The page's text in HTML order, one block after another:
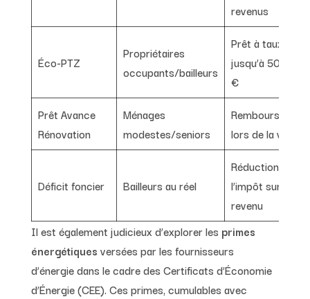
revenus
Éco-PTZ
Propriétaires
occupants/bailleurs
Prêt à taux zéro
jusqu’à 50 000
€
Prêt Avance
Rénovation
Ménages
modestes/seniors
Remboursement
lors de la vente
Déficit foncier Bailleurs au réel
Réduction de
l’impôt sur le
revenu
Il est également judicieux d’explorer les primes
énergétiques versées par les fournisseurs
d’énergie dans le cadre des Certificats d’Économie
d’Énergie (CEE). Ces primes, cumulables avec